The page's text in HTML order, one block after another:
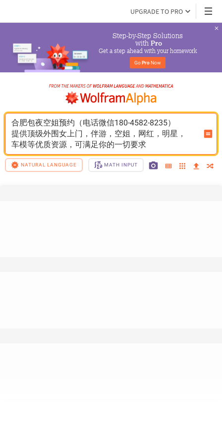
UPGRADE TO PRO
Step-by-Step Solutions
with Pro
Get a step ahead with your homework
Go Pro Now
合肥包夜空姐预约（电话微信180-4582-8235）
提供顶级外围女上门，伴游，空姐，网红，明星，
车模等优质资源，可满足你的一切要求
NATURAL LANGUAGE MATH INPUT